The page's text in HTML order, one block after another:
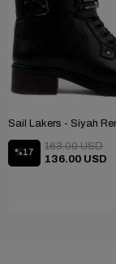
%17
136.00 USD
163.00 USD